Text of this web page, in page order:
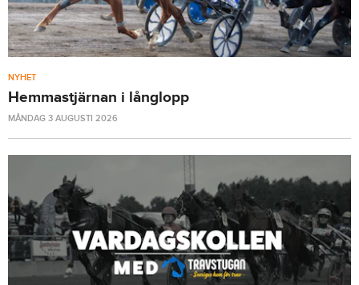
NYHET
Hemmastjärnan i långlopp
MÅNDAG 3 AUGUSTI 2026